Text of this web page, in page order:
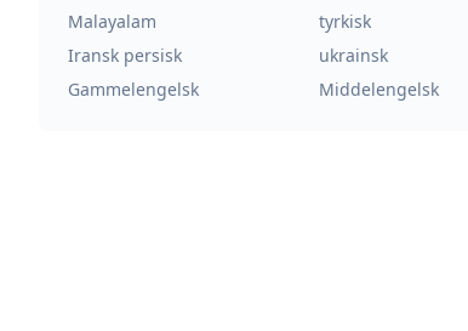
Malayalam
tyrkisk
Iransk persisk
ukrainsk
Gammelengelsk
Middelengelsk